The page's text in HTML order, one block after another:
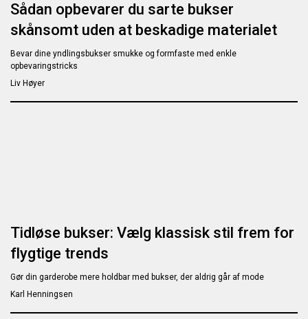
Sådan opbevarer du sarte bukser
skånsomt uden at beskadige materialet
Bevar dine yndlingsbukser smukke og formfaste med enkle
opbevaringstricks
Liv Høyer
Tidløse bukser: Vælg klassisk stil frem for
flygtige trends
Gør din garderobe mere holdbar med bukser, der aldrig går af mode
Karl Henningsen